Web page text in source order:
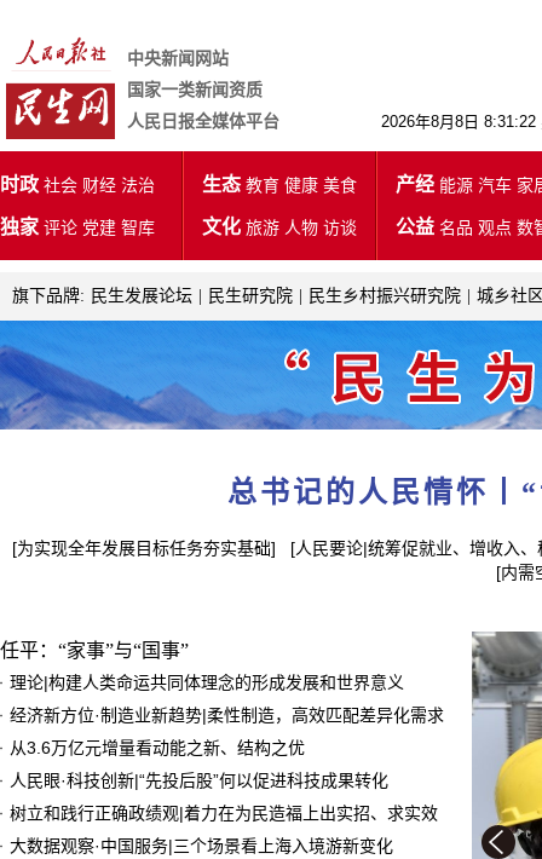
中央新闻网站
国家一类新闻资质
人民日报全媒体平台
2026年8月8日
时政 社会 财经 法治
独家 评论 党建 智库
生态 教育 健康 美食
文化 旅游 人物 访谈
产经 能源 汽车 家
公益 名品 观点 数
旗下品牌: 民生发展论坛 民生研究院 民生乡村振兴研究院 城乡社
总书记的人民情怀丨
[为实现全年发展目标任务夯实基础] [人民要论|统筹促就业、增收入、
[内需
任平：“家事”与“国事”
理论|构建人类命运共同体理念的形成发展和世界意义
经济新方位·制造业新趋势|柔性制造，高效匹配差异化需求
从3.6万亿元增量看动能之新、结构之优
人民眼·科技创新|“先投后股”何以促进科技成果转化
树立和践行正确政绩观|着力在为民造福上出实招、求实效
大数据观察·中国服务|三个场景看上海入境游新变化